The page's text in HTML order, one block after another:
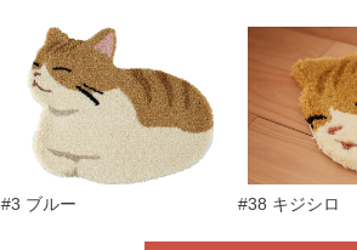
#3 ブルー #38 キジシロ